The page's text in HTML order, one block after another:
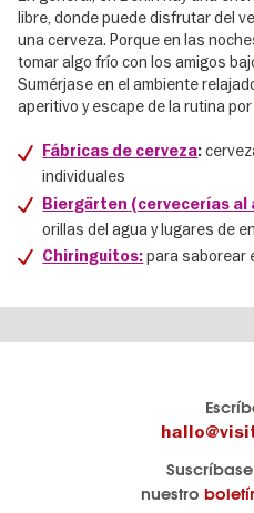
libre, donde puede disfrutar del
una cerveza. Porque en las
tomar algo frío con los amigos
Sumérjase en el ambiente
aperitivo y escape de la rutina
Fábricas de cerveza:
individuales
Biergärten (cervecerías al
orillas del agua y lugares de
Chiringuitos:para saborear
nuestro